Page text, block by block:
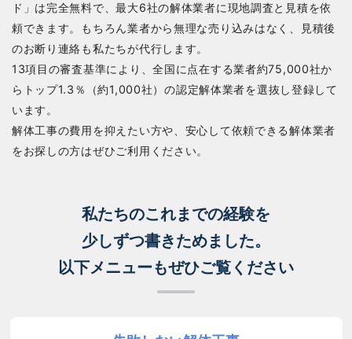
ド」は完全無料で、最大6社の解体業者に現地調査と見積を依
頼できます。もちろん業者から無理な売り込みはなく、見積後
のお断り連絡も私たちが代行します。
13項目の審査基準により、全国に点在する業者約75,000社か
らトップ1.3％（約1,000社）の認定解体業者を選抜し登録して
います。
解体工事の費用を抑えたい方や、安心して依頼できる解体業者
をお探しの方はぜひご利用ください。
私たちのこれまでの経験を
少しずつ書きためました。
以下メニューもぜひご覧ください